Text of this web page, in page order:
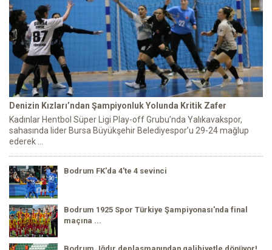
Denizin Kızları’ndan Şampiyonluk Yolunda Kritik Zafer
Kadınlar Hentbol Süper Ligi Play-off Grubu’nda Yalıkavakspor,
sahasında lider Bursa Büyükşehir Belediyespor’u 29-24 mağlup
ederek ...
Bodrum FK'da 4'te 4 sevinci
Bodrum 1925 Spor Türkiye Şampiyonası'nda final
maçına ...